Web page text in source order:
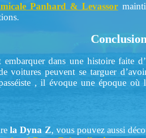
Panhard & Levassor
Conclusion
dans une histoire faite
voitures peuvent se targuer
, il évoque une époque où
la Dyna Z, vous pouvez aussi